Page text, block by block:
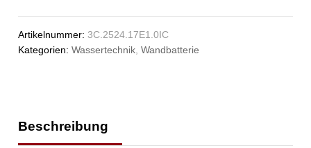
Artikelnummer:3C.2524.17E1.0IC
Kategorien:Wassertechnik,Wandbatterie
Beschreibung